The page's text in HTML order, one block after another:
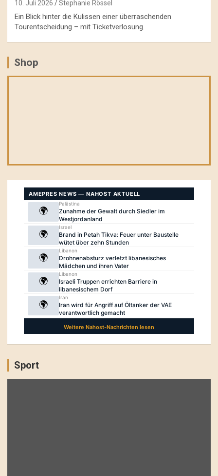
10. Juli 2026 Stephanie Rössel
Ein Blick hinter die Kulissen einer überraschenden
Tourentscheidung – mit Ticketverlosung.
Shop
Sport